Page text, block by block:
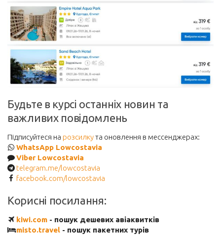
Будьте в курсі останніх новин та
важливих повідомлень
Підписуйтеся на розсилкута оновлення в мессенджерах:
WhatsApp Lowcostavia
Viber Lowcostavia
telegram.me/lowcostavia
facebook.com/lowcostavia
Корисні посилання:
kiwi.com - пошук дешевих авіаквитків
misto.travel - пошук пакетних турів